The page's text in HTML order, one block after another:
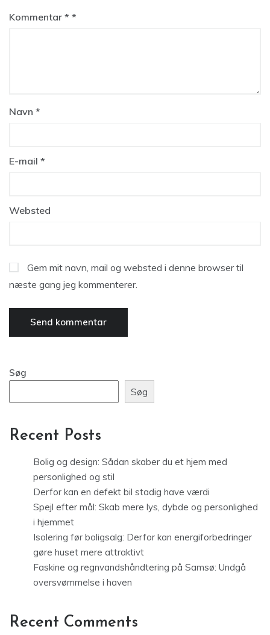
Kommentar *
Navn *
E-mail *
Websted
Gem mit navn, mail og websted i denne browser til
næste gang jeg kommenterer.
Søg
Søg
Recent Posts
Bolig og design: Sådan skaber du et hjem med
personlighed og stil
Derfor kan en defekt bil stadig have værdi
Spejl efter mål: Skab mere lys, dybde og personlighed
i hjemmet
Isolering før boligsalg: Derfor kan energiforbedringer
gøre huset mere attraktivt
Faskine og regnvandshåndtering på Samsø: Undgå
oversvømmelse i haven
Recent Comments